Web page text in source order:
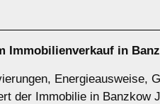
Immobilienverkauf in
Energieausweise,
der Immobilie in